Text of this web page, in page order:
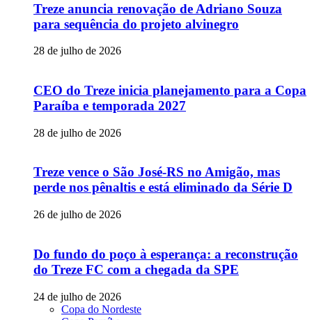
Treze anuncia renovação de Adriano Souza
para sequência do projeto alvinegro
28 de julho de 2026
CEO do Treze inicia planejamento para a Copa
Paraíba e temporada 2027
28 de julho de 2026
Treze vence o São José-RS no Amigão, mas
perde nos pênaltis e está eliminado da Série D
26 de julho de 2026
Do fundo do poço à esperança: a reconstrução
do Treze FC com a chegada da SPE
24 de julho de 2026
Copa do Nordeste